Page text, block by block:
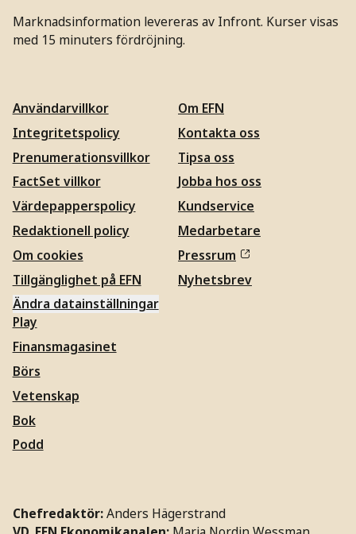
Marknadsinformation levereras av Infront. Kurser visas
med 15 minuters fördröjning.
Användarvillkor
Integritetspolicy
Prenumerationsvillkor
FactSet villkor
Värdepapperspolicy
Redaktionell policy
Om cookies
Tillgänglighet på EFN
Ändra datainställningar
Om EFN
Kontakta oss
Tipsa oss
Jobba hos oss
Kundservice
Medarbetare
Pressrum
Nyhetsbrev
Play
Finansmagasinet
Börs
Vetenskap
Bok
Podd
Chefredaktör:Anders Hägerstrand